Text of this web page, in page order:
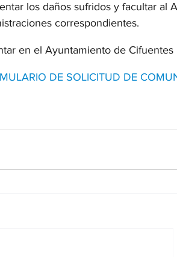
los daños sufridos y facultar al
correspondientes.
en el Ayuntamiento de
DE SOLICITUD DE